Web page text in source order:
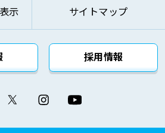
する場合には、変更後の利用
目的と相当の関連性を有すると
範囲においてのみ変更を行い、
対し、原則として書面等（電磁
）により通知し、または弊社の
り公表します。
示 サイトマップ
採用情報